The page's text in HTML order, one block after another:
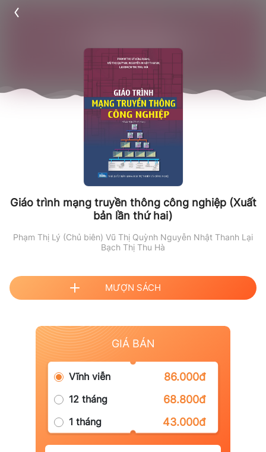
Giáo trình mạng truyền thông công nghiệp (Xuất
bản lần thứ hai)
Phạm Thị Lý (Chủ biên) Vũ Thị Quỳnh Nguyễn Nhật Thanh Lại
Bạch Thị Thu Hà
MƯỢN SÁCH
GIÁ BÁN
Vĩnh viễn 86.000đ
12 tháng 68.800đ
1 tháng 43.000đ